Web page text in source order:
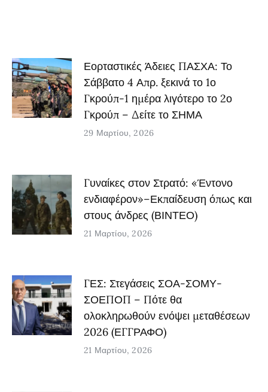
Εορταστικές Άδειες ΠΑΣΧΑ: Το
Σάββατο 4 Απρ. ξεκινά το 1ο
Γκρούπ-1 ημέρα λιγότερο το 2ο
Γκρούπ – Δείτε το ΣΗΜΑ
29 Μαρτίου, 2026
Γυναίκες στον Στρατό: «Έντονο
ενδιαφέρον»–Εκπαίδευση όπως και
στους άνδρες (ΒΙΝΤΕΟ)
21 Μαρτίου, 2026
ΓΕΣ: Στεγάσεις ΣΟΑ-ΣΟΜΥ-
ΣΟΕΠΟΠ – Πότε θα
ολοκληρωθούν ενόψει μεταθέσεων
2026 (ΕΓΓΡΑΦΟ)
21 Μαρτίου, 2026